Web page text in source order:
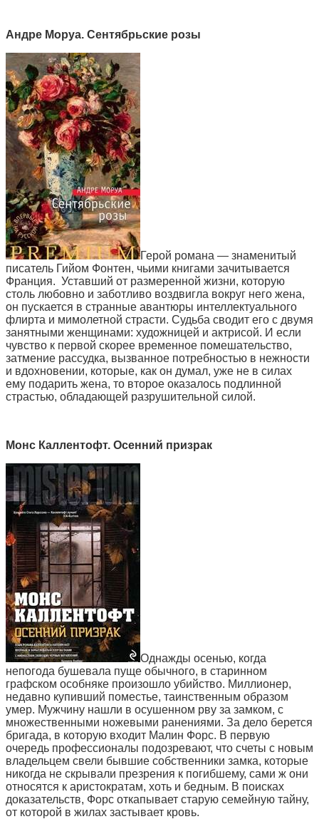
Андре Моруа. Сентябрьские розы
Герой романа — знаменитый
писатель Гийом Фонтен, чьими книгами зачитывается
Франция. Уставший от размеренной жизни, которую
столь любовно и заботливо воздвигла вокруг него жена,
он пускается в странные авантюры интеллектуального
флирта и мимолетной страсти. Судьба сводит его с двумя
занятными женщинами: художницей и актрисой. И если
чувство к первой скорее временное помешательство,
затмение рассудка, вызванное потребностью в нежности
и вдохновении, которые, как он думал, уже не в силах
ему подарить жена, то второе оказалось подлинной
страстью, обладающей разрушительной силой.
Монс Каллентофт. Осенний призрак
Однажды осенью, когда
непогода бушевала пуще обычного, в старинном
графском особняке произошло убийство. Миллионер,
недавно купивший поместье, таинственным образом
умер. Мужчину нашли в осушенном рву за замком, с
множественными ножевыми ранениями. За дело берется
бригада, в которую входит Малин Форс. В первую
очередь профессионалы подозревают, что счеты с новым
владельцем свели бывшие собственники замка, которые
никогда не скрывали презрения к погибшему, сами ж они
относятся к аристократам, хоть и бедным. В поисках
доказательств, Форс откапывает старую семейную тайну,
от которой в жилах застывает кровь.